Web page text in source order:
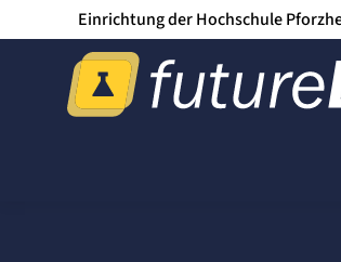
Einrichtung der Hochschule